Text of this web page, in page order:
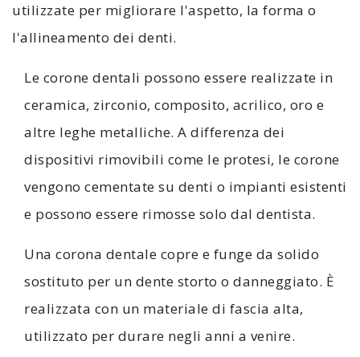
utilizzate per migliorare l'aspetto, la forma o
l'allineamento dei denti.
Le corone dentali possono essere realizzate in
ceramica, zirconio, composito, acrilico, oro e
altre leghe metalliche. A differenza dei
dispositivi rimovibili come le protesi, le corone
vengono cementate su denti o impianti esistenti
e possono essere rimosse solo dal dentista.
Una corona dentale copre e funge da solido
sostituto per un dente storto o danneggiato. È
realizzata con un materiale di fascia alta,
utilizzato per durare negli anni a venire.